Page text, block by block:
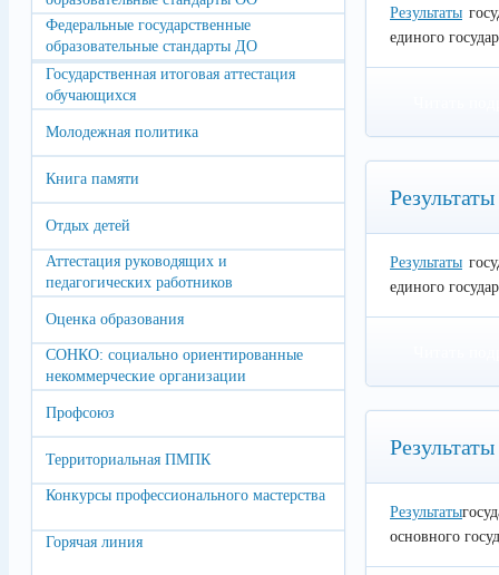
Федеральные государственные
образовательные стандарты ДО
Государственная итоговая аттестация
обучающихся
Молодежная политика
Книга памяти
Отдых детей
Аттестация руководящих и
педагогических работников
Оценка образования
СОНКО: социально ориентированные
некоммерческие организации
Профсоюз
Территориальная ПМПК
Конкурсы профессионального мастерства
Горячая линия
Результаты
единого
Результаты
единого
Результаты
основного